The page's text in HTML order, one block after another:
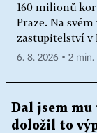
160 milionů
Praze. Na
zastupitelství v
6. 8. 2026 ▪ 2 min.
Dal jsem
doložil to